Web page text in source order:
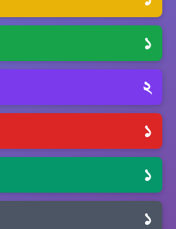
১
২
১
১
১